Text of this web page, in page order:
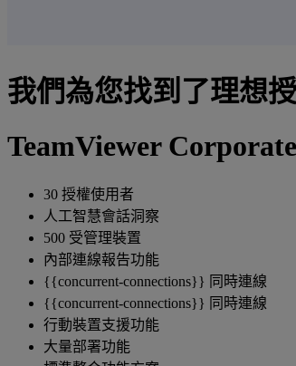
我們為您找到了理想
TeamViewer Corporate
30 授權使用者
人工智慧會話洞察
500 受管理裝置
內部連線報告功能
{{concurrent-connections}} 同時連線
{{concurrent-connections}} 同時連線
行動裝置支援功能
大量部署功能